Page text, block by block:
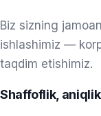
Biz sizning
ishlashimiz —
taqdim etishimiz.
Shaffoflik,